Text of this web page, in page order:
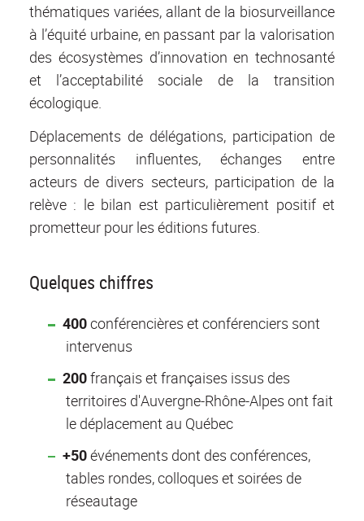
thématiques variées, allant de la biosurveillance
à l’équité urbaine, en passant par la valorisation
des écosystèmes d’innovation en technosanté
et l’acceptabilité sociale de la transition
écologique.
Déplacements de délégations, participation de
personnalités influentes, échanges entre
acteurs de divers secteurs, participation de la
relève : le bilan est particulièrement positif et
prometteur pour les éditions futures.
Quelques chiffres
400conférencières et conférenciers sont
intervenus
200français et françaises issus des
territoires d'Auvergne-Rhône-Alpes ont fait
le déplacement au Québec
+50événements dont des conférences,
tables rondes, colloques et soirées de
réseautage